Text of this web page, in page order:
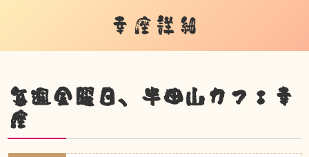
幸座詳細
毎週金曜日、半田山カフェ幸
座